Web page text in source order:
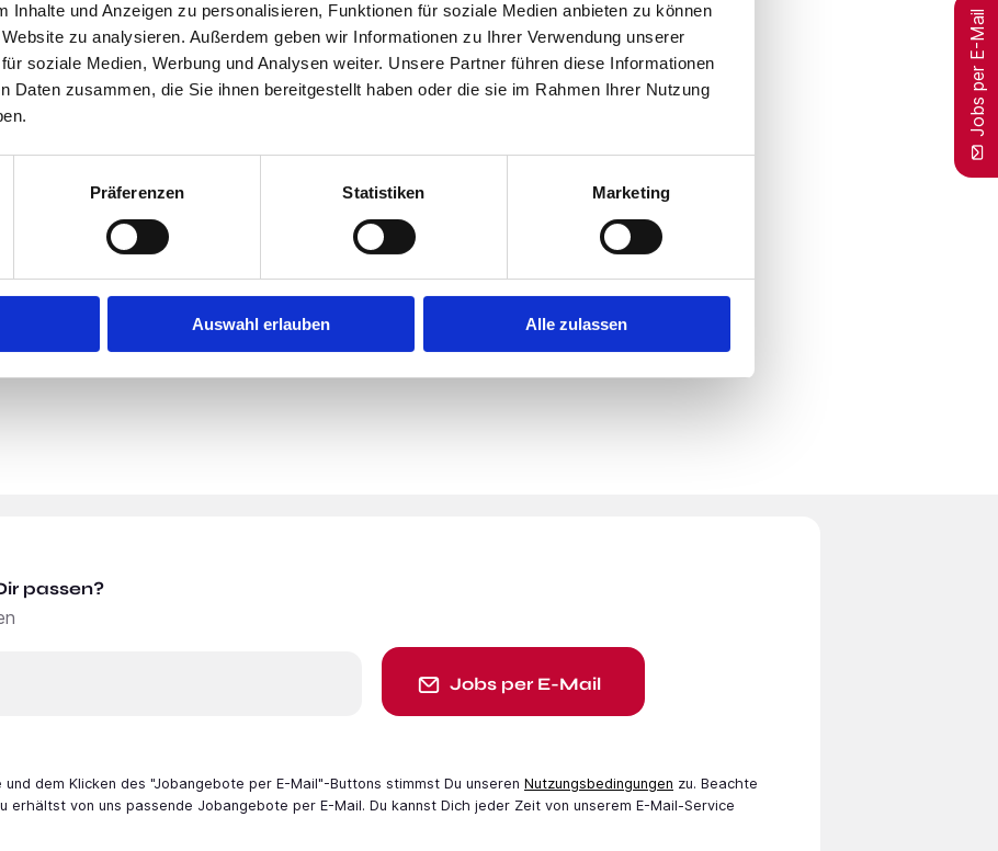
Inhalte und Anzeigen zu personalisieren, Funktionen für soziale Medien anbieten zu können
zu analysieren. Außerdem geben wir Informationen zu Ihrer Verwendung unserer
soziale Medien, Werbung und Analysen weiter. Unsere Partner führen diese Informationen
Daten zusammen, die Sie ihnen bereitgestellt haben oder die sie im Rahmen Ihrer Nutzung
Präferenzen Statistiken Marketing
Auswahl erlauben Alle zulassen
passen?
Jobs per E-Mail
dem Klicken des "Jobangebote per E-Mail"-Buttons stimmst Du unseren Nutzungsbedingungen zu. Beachte
erhältst von uns passende Jobangebote per E-Mail. Du kannst Dich jeder Zeit von unserem E-Mail-Service
Jobs per E-Mail